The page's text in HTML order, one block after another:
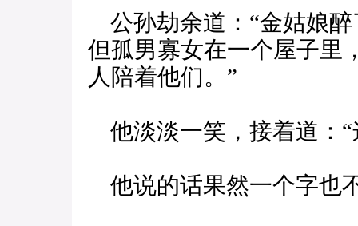
公孙劫余道：“金姑娘
但孤男寡女在一个屋子里
人陪着他们。”
他淡淡一笑，接着道：“
他说的话果然一个字也